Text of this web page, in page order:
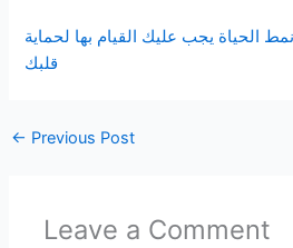
الحياة يجب عليك القيام بها لحماية
قلبك
← Previous Post
Leave a Comment